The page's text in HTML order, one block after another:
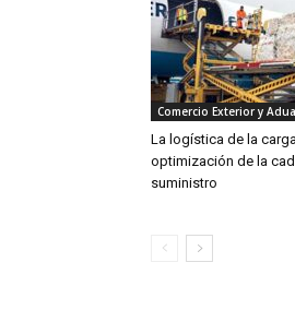
Comercio Exterior y
La logística de la
optimización de la
suministro